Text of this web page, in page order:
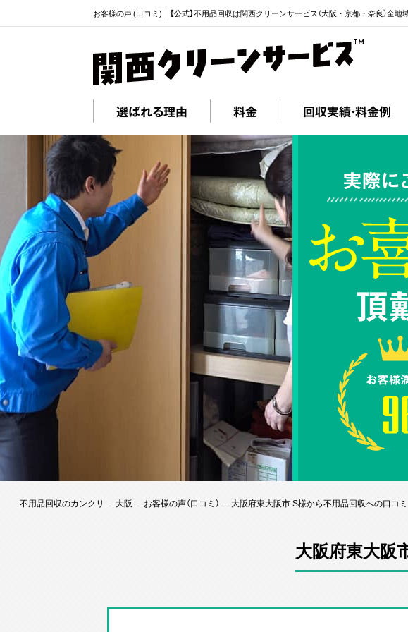
お客様の声 (口コミ)｜【公式】不用品回収は関西クリーンサービス（大阪・京都・奈良）全地
選ばれる理由 料金 回収実績・料金例
実際に
頂
不用品回収のカンクリ 大阪 お客様の声（口コミ） 大阪府東大阪市 S様から不用品回収への口コミ
大阪府東大阪